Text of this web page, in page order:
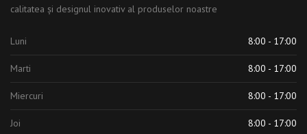
calitatea și designul inovativ al produselor noastre
Luni 8:00 - 17:00
Marti 8:00 - 17:00
Miercuri 8:00 - 17:00
Joi 8:00 - 17:00